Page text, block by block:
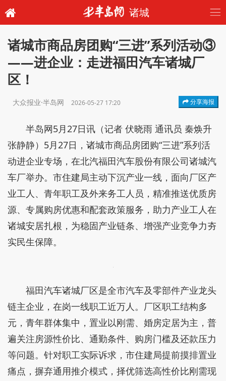
诸城
诸城市商品房团购“三进”系列活动③
——进企业：走进福田汽车诸城厂
区！
大众报业·半岛网 2026-05-27 17:20 分享海报
半岛网5月27日讯（记者 伏晓雨 通讯员 秦焕升
张静静）5月27日，诸城市商品房团购“三进”系列活
动进企业专场，在北汽福田汽车股份有限公司诸城汽
车厂举办。市住建局主动下沉产业一线，面向厂区产
业工人、青年职工及外来务工人员，精准推送优质房
源、专属购房优惠和配套政策服务，助力产业工人在
诸城安居扎根，为稳固产业链条、增强产业竞争力夯
实民生保障。